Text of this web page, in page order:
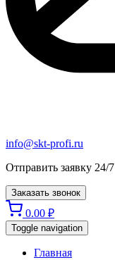
info@skt-profi.ru
Отправить заявку 24/7
Заказать звонок
0.00 ₽
Toggle navigation
Главная